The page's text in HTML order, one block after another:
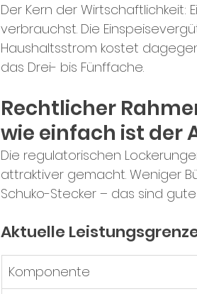
Der Kern der Wirtschaftlichkeit:
verbrauchst. Die
Haushaltsstrom kostet
das Drei- bis Fünffache.
Rechtlicher
wie einfach ist der
Die regulatorischen
attraktiver gemacht. Weniger
Schuko-Stecker – das sind
Aktuelle
Komponente